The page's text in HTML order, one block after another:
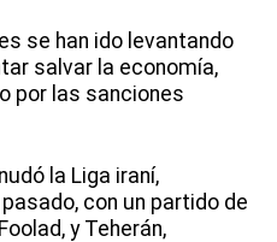
se han ido levantando
salvar la economía,
por las sanciones
la Liga iraní,
con un partido de
y Teherán,